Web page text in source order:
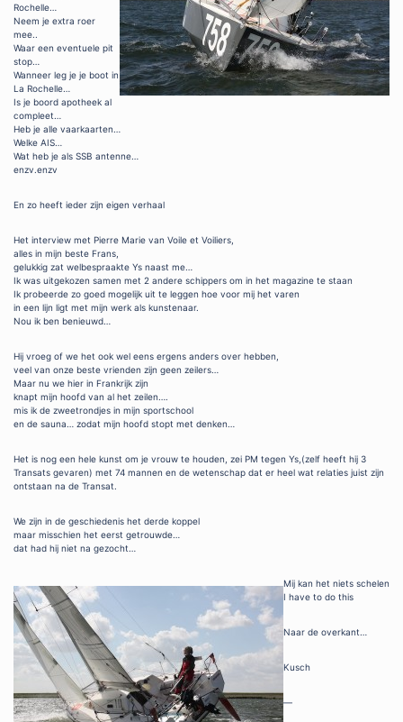
Rochelle…
Neem je extra roer
mee..
Waar een eventuele pit
stop…
Wanneer leg je je boot in
La Rochelle…
Is je boord apotheek al
compleet…
Heb je alle vaarkaarten…
Welke AIS…
Wat heb je als SSB antenne…
enzv.enzv
En zo heeft ieder zijn eigen verhaal
Het interview met Pierre Marie van Voile et Voiliers,
alles in mijn beste Frans,
gelukkig zat welbespraakte Ys naast me…
Ik was uitgekozen samen met 2 andere schippers om in het magazine te staan
Ik probeerde zo goed mogelijk uit te leggen hoe voor mij het varen
in een lijn ligt met mijn werk als kunstenaar.
Nou ik ben benieuwd…
Hij vroeg of we het ook wel eens ergens anders over hebben,
veel van onze beste vrienden zijn geen zeilers…
Maar nu we hier in Frankrijk zijn
knapt mijn hoofd van al het zeilen….
mis ik de zweetrondjes in mijn sportschool
en de sauna… zodat mijn hoofd stopt met denken…
Het is nog een hele kunst om je vrouw te houden, zei PM tegen Ys,(zelf heeft hij 3
Transats gevaren) met 74 mannen en de wetenschap dat er heel wat relaties juist zijn
ontstaan na de Transat.
We zijn in de geschiedenis het derde koppel
maar misschien het eerst getrouwde…
dat had hij niet na gezocht…
Mij kan het niets schelen
I have to do this
Naar de overkant…
Kusch
—